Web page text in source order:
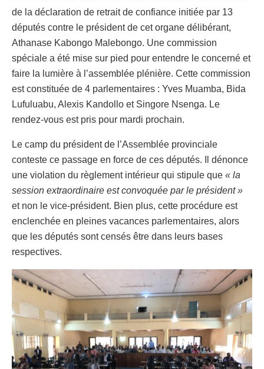
de la déclaration de retrait de confiance initiée par 13
députés contre le président de cet organe délibérant,
Athanase Kabongo Malebongo. Une commission
spéciale a été mise sur pied pour entendre le concerné et
faire la lumière à l’assemblée plénière. Cette commission
est constituée de 4 parlementaires : Yves Muamba, Bida
Lufuluabu, Alexis Kandollo et Singore Nsenga. Le
rendez-vous est pris pour mardi prochain.
Le camp du président de l’Assemblée provinciale
conteste ce passage en force de ces députés. Il dénonce
une violation du règlement intérieur qui stipule que « la
session extraordinaire est convoquée par le président »
et non le vice-président. Bien plus, cette procédure est
enclenchée en pleines vacances parlementaires, alors
que les députés sont censés être dans leurs bases
respectives.